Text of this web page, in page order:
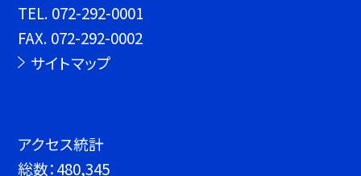
TEL. 072-292-0001
FAX. 072-292-0002
サイトマップ
アクセス統計
総数：480,345